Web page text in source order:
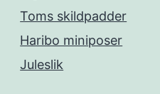
Toms skildpadder
Haribo miniposer
Juleslik